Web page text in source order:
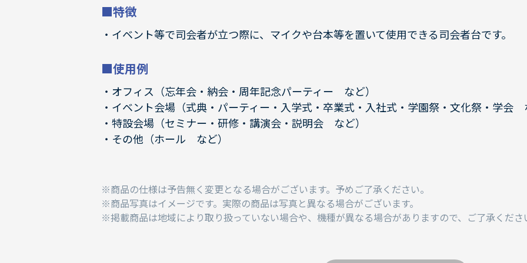
■特徴
イベント等で司会者が立つ際に、マイクや台本等を置いて使用できる司会者台です。
■使用例
オフィス（忘年会・納会・周年記念パーティー など）
イベント会場（式典・パーティー・入学式・卒業式・入社式・学園祭・文化祭・学会
特設会場（セミナー・研修・講演会・説明会 など）
その他（ホール など）
商品の仕様は予告無く変更となる場合がございます。予めご了承ください。
商品写真はイメージです。実際の商品は写真と異なる場合がございます。
掲載商品は地域により取り扱っていない場合や、機種が異なる場合がありますので、ご了承くださ